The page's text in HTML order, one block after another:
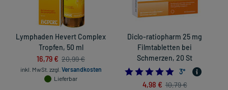
Lymphaden Hevert Complex
Tropfen, 50 ml
16,79 € 20,99 €
inkl. MwSt. zzgl. Versandkosten
Lieferbar
Diclo-ratiopharm 25 mg
Filmtabletten bei
Schmerzen, 20 St
5.0
3*
4,98 € 10,79 €